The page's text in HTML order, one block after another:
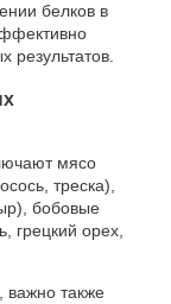
белков в
результатов.
мясо
треска),
бобовые
грецкий орех,
важно также